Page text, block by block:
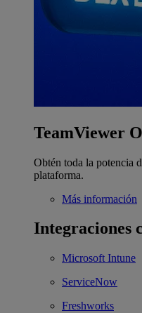
TeamViewer
Obtén toda la potencia
plataforma.
Más información
Integraciones
Microsoft Intune
ServiceNow
Freshworks